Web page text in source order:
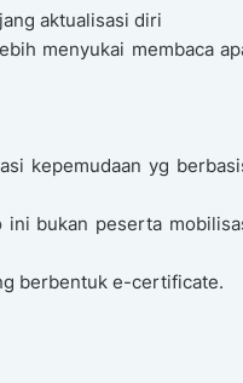
aktualisasi diri
menyukai membaca
kepemudaan yg
ini bukan peserta
berbentuk e-certificate.